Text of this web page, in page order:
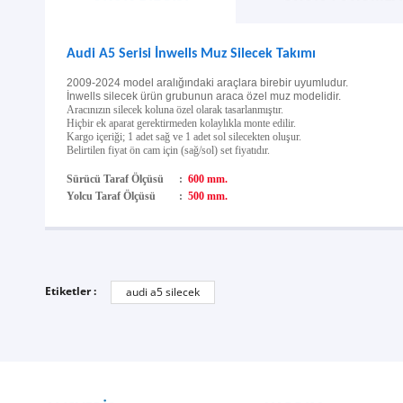
Audi A5 Serisi İnwells Muz Silecek Takımı
2009-2024 model aralığındaki araçlara birebir uyumludur.
İnwells silecek ürün grubunun araca özel muz modelidir.
Aracınızın silecek koluna özel olarak tasarlanmıştır.
Hiçbir ek aparat gerektirmeden kolaylıkla monte edilir.
Kargo içeriği; 1 adet sağ ve 1 adet sol silecekten oluşur.
Belirtilen fiyat ön cam için (sağ/sol) set fiyatıdır.
Sürücü Taraf Ölçüsü : 600 mm.
Yolcu Taraf Ölçüsü
: 500 mm.
Etiketler : audi a5 silecek